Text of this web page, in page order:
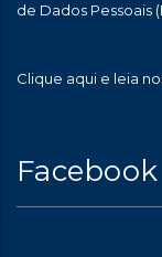
de Dados Pessoais
Clique aqui e leia
Facebook